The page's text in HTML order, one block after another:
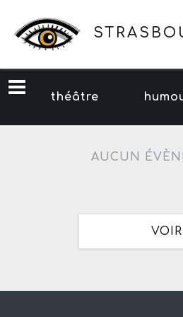
théâtre
AUCUN